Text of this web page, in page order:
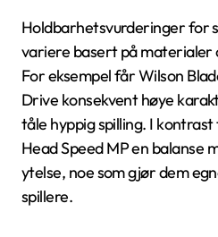
Holdbarhetsvurderinger for
variere basert på materialer
For eksempel får Wilson
Drive konsekvent høye
tåle hyppig spilling. I
Head Speed MP en balanse
ytelse, noe som gjør dem
spillere.